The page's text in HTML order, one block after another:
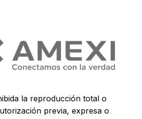
la reproducción total o
previa, expresa o